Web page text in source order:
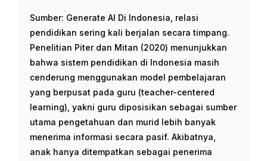
Sumber: Generate AI Di Indonesia, relasi
pendidikan sering kali berjalan secara timpang.
Penelitian Piter dan Mitan (2020) menunjukkan
bahwa sistem pendidikan di Indonesia masih
cenderung menggunakan model pembelajaran
yang berpusat pada guru (teacher-centered
learning), yakni guru diposisikan sebagai sumber
utama pengetahuan dan murid lebih banyak
menerima informasi secara pasif. Akibatnya,
anak hanya ditempatkan sebagai penerima